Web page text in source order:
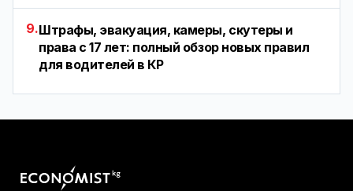
9.Штрафы, эвакуация, камеры, скутеры и
права с 17 лет: полный обзор новых правил
для водителей в КР